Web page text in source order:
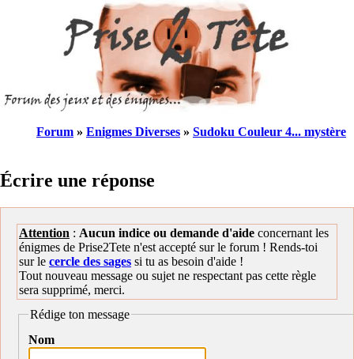
Forum » Enigmes Diverses » Sudoku Couleur 4... mystère
Écrire une réponse
Attention : Aucun indice ou demande d'aide concernant les
énigmes de Prise2Tete n'est accepté sur le forum ! Rends-toi
sur le cercle des sages si tu as besoin d'aide !
Tout nouveau message ou sujet ne respectant pas cette règle
sera supprimé, merci.
Rédige ton message
Nom